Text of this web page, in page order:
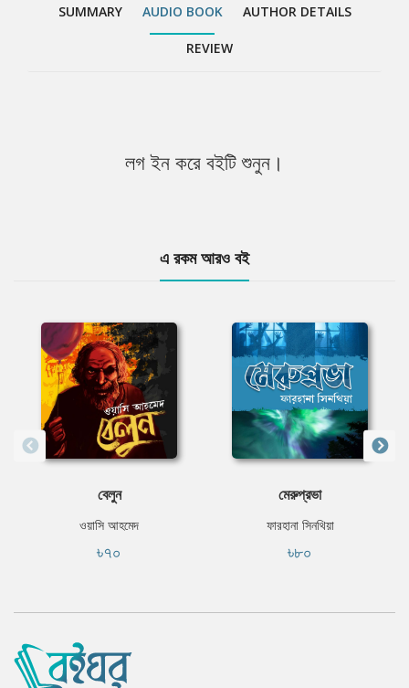
ঘরের ভেতরে ঢুকতে দেবেন। ভয় নেই, 'আজ রাতে কোনো অপকথা নয়!'
SUMMARY AUDIO BOOK AUTHOR DETAILS
REVIEW
লগ ইন করে বইটি শুনুন।
এ রকম আরও বই
বেলুন
ওয়াসি আহমেদ
৳৭০
মেরুপ্রভা
ফারহানা সিনথিয়া
৳৮০